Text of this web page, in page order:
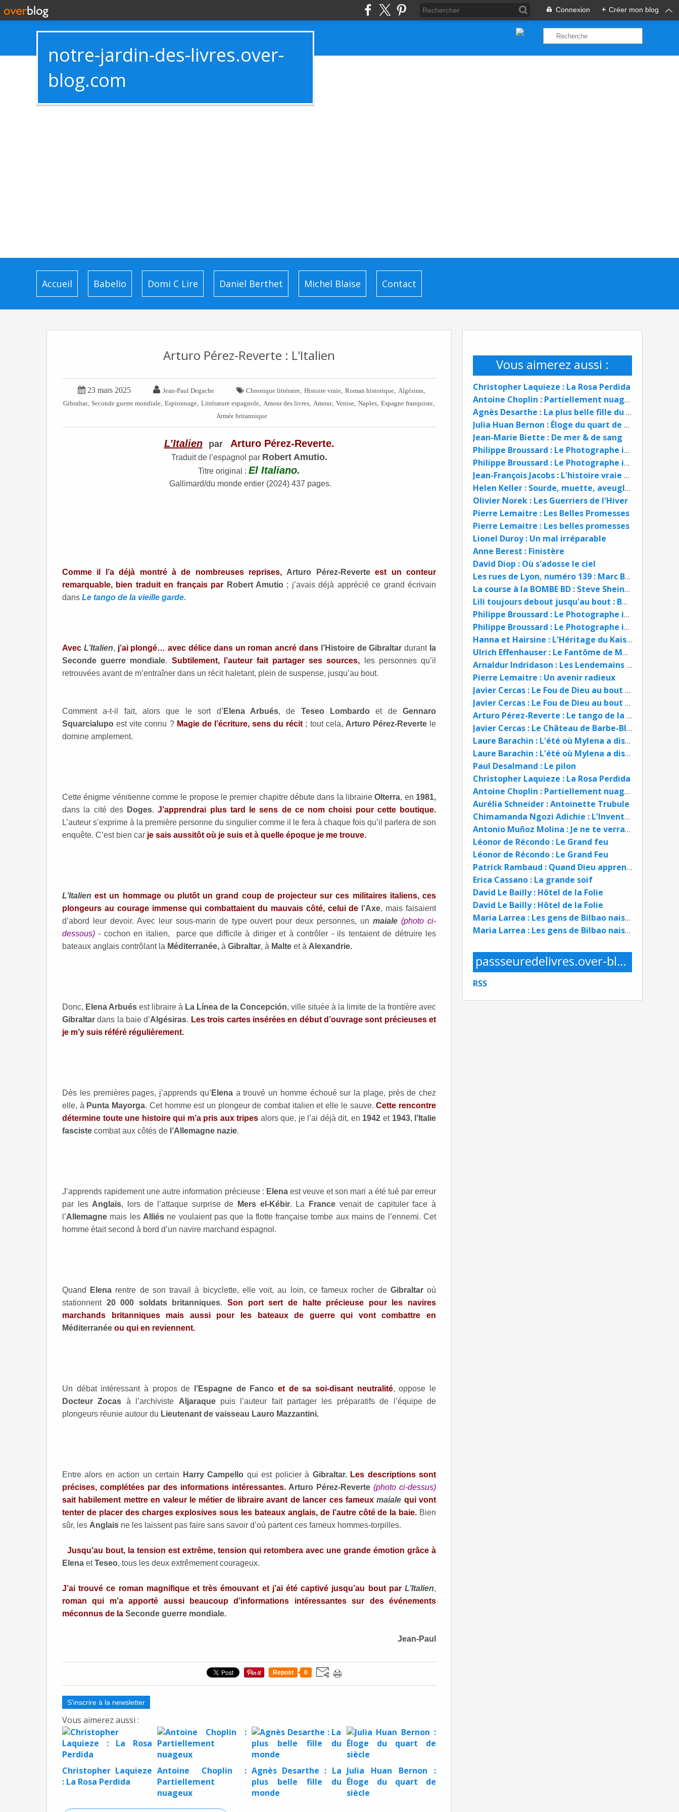
Connexion + Créer mon blog
notre-jardin-des-livres.over-
blog.com
Accueil Babelio Domi C Lire Daniel Berthet Michel Blaise Contact
Vous aimerez aussi :
Christopher Laquieze : La Rosa Perdida
Antoine Choplin : Partiellement nuageux
Agnès Desarthe : La plus belle fille du monde
Julia Huan Bernon : Éloge du quart de siècle
Jean-Marie Biette : De mer & de sang
Philippe Broussard : Le Photographe inconnu de l'Occupation
Philippe Broussard : Le Photographe inconnu de l'Occupation
Jean-François Jacobs : L'histoire vraie de mohamED
Helen Keller : Sourde, muette, aveugle. Histoire de ma vie
Olivier Norek : Les Guerriers de l'Hiver
Pierre Lemaitre : Les Belles Promesses
Pierre Lemaitre : Les belles promesses
Lionel Duroy : Un mal irréparable
Anne Berest : Finistère
David Diop : Où s'adosse le ciel
Les rues de Lyon, numéro 139 : Marc Bloch, de Lyon au Panthéon
La course à la BOMBE BD : Steve Sheinkin et Nick Bertozzi
Lili toujours debout jusqu'au bout : Boris Golzio et Lili Keller Rosenberg BD
Philippe Broussard : Le Photographe inconnu de l'Occupation
Philippe Broussard : Le Photographe inconnu de l'Occupation
Hanna et Hairsine : L'Héritage du Kaiser BD
Ulrich Effenhauser : Le Fantôme de Mexico
Arnaldur Indridason : Les Lendemains qui chantent
Pierre Lemaitre : Un avenir radieux
Javier Cercas : Le Fou de Dieu au bout du monde
Javier Cercas : Le Fou de Dieu au bout du monde
Arturo Pérez-Reverte : Le tango de la Vieille Garde
Javier Cercas : Le Château de Barbe-Bleue
Laure Barachin : L'été où Mylena a disparu
Laure Barachin : L'été où Mylena a disparu
Paul Desalmand : Le pilon
Christopher Laquieze : La Rosa Perdida
Antoine Choplin : Partiellement nuageux
Aurélia Schneider : Antoinette Trubule
Chimamanda Ngozi Adichie : L'Inventaire des rêves
Antonio Muñoz Molina : Je ne te verrai pas mourir
Léonor de Récondo : Le Grand feu
Léonor de Récondo : Le Grand Feu
Patrick Rambaud : Quand Dieu apprenait le dessin
Erica Cassano : La grande soif
David Le Bailly : Hôtel de la Folie
David Le Bailly : Hôtel de la Folie
Maria Larrea : Les gens de Bilbao naissent où ils veulent
Maria Larrea : Les gens de Bilbao naissent où ils veulent
passseuredelivres.over-blog.com
RSS
Arturo Pérez-Reverte : L'Italien
 23 mars 2025  Jean-Paul Degache  Chronique littéraire Histoire vraie Roman historique Algésiras
Gibraltar, Seconde guerre mondiale Espionnage Littérature espagnole Amour des livres Amour, Venise Naples Espagne franquiste
Armée britannique
L’Italien par Arturo Pérez-Reverte.
Traduit de l’espagnol par Robert Amutio.
Titre original : El Italiano.
Gallimard/du monde entier (2024) 437 pages.
Comme il l’a déjà montré à de nombreuses reprises, Arturo Pérez-Reverte est un conteur
remarquable, bien traduit en français par Robert Amutio ; j’avais déjà apprécié ce grand écrivain
dans Le tango de la vieille garde.
Avec L’Italien, j’ai plongé… avec délice dans un roman ancré dans l’Histoire de Gibraltar durant la
Seconde guerre mondiale. Subtilement, l’auteur fait partager ses sources, les personnes qu’il
retrouvées avant de m’entraîner dans un récit haletant, plein de suspense, jusqu’au bout.
Comment a-t-il fait, alors que le sort d’ Elena Arbués, de Teseo Lombardoet deGennaro
Squarcialupo est vite connu ? Magie de l’écriture, sens du récit ; tout cela, Arturo Pérez-Revertele
domine amplement.
Cette énigme vénitienne comme le propose le premier chapitre débute dans la librairieOlterra, en 1981,
dans la cité des Doges.J’apprendrai plus tard le sens de ce nom choisi pour cette boutique.
L’auteur s’exprime à la première personne du singulier comme il le fera à chaque fois qu’il parlera de son
enquête. C’est bien car je sais aussitôt où je suis et à quelle époque je me trouve.
L’Italien est un hommage ou plutôt un grand coup de projecteur sur ces militaires italiens, ces
plongeurs au courage immense qui combattaient du mauvais côté, celui de
l’Axe, mais faisaient
d’abord leur devoir. Avec leur sous-marin de type ouvert pour deux personnes, unmaiale(photo ci-
dessous)- cochon en italien, parce que difficile à diriger et à contrôler - ils tentaient de détruire les
bateaux anglais contrôlant la Méditerranée, à Gibraltar, à Malte et à Alexandrie.
Donc, Elena Arbués est libraire à La Línea de la Concepción, ville située à la limite de la frontière avec
Gibraltar dans la baie d’Algésiras. Les trois cartes insérées en début d’ouvrage sont précieuses et
je m’y suis référé régulièrement.
Dès les premières pages, j’apprends qu’ Elenaa trouvé un homme échoué sur la plage, près de chez
elle, à Punta Mayorga. Cet homme est un plongeur de combat italien et elle le sauve.Cette rencontre
détermine toute une histoire qui m’a pris aux tripes alors que, je l’ai déjà dit, en 1942 et 1943, l’Italie
fasciste combat aux côtés de l’Allemagne nazie.
J’apprends rapidement une autre information précieuse : Elenaest veuve et son mari a été tué par erreur
par les Anglais, lors de l’attaque surprise de Mers el-Kébir. La Francevenait de capituler face à
l’Allemagne mais les Alliésne voulaient pas que la flotte française tombe aux mains de l’ennemi. Cet
homme était second à bord d’un navire marchand espagnol.
Quand Elena rentre de son travail à bicyclette, elle voit, au loin, ce fameux rocher de Gibraltaroù
stationnent 20 000 soldats britanniques.Son port sert de halte précieuse pour les navires
marchands britanniques mais aussi pour les bateaux de guerre qui vont combattre en
Méditerranée ou qui en reviennent.
Un débat intéressant à propos de l’Espagne de Fanco et de sa soi-disant neutralité, oppose le
Docteur Zocas à l’archiviste Aljaraquepuis l’auteur fait partager les préparatifs de l’équipe de
plongeurs réunie autour du Lieutenant de vaisseau Lauro Mazzantini.
Entre alors en action un certain Harry Campello qui est policier à Gibraltar. Les descriptions sont
précises, complétées par des informations intéressantes. Arturo Pérez-Reverte (photo ci-dessus)
sait habilement mettre en valeur le métier de libraire avant de lancer ces fameux maiale qui vont
tenter de placer des charges explosives sous les bateaux anglais, de l’autre côté de la baie. Bien
sûr, les Anglais ne les laissent pas faire sans savoir d’où partent ces fameux hommes-torpilles.
Jusqu’au bout, la tension est extrême, tension qui retombera avec une grande émotion grâce à
Elena etTeseo, tous les deux extrêmement courageux.
J’ai trouvé ce roman magnifique et très émouvant et j’ai été captivé jusqu’au bout par L’Italien,
roman qui m’a apporté aussi beaucoup d’informations intéressantes sur des événements
méconnus de la Seconde guerre mondiale.
Jean-Paul
Repost 0
S'inscrire à la newsletter
Vous aimerez aussi :
Christopher Laquieze
: La Rosa Perdida
Antoine Choplin :
Partiellement
nuageux
Agnès Desarthe : La
plus belle fille du
monde
Julia Huan Bernon :
Éloge du quart de
siècle